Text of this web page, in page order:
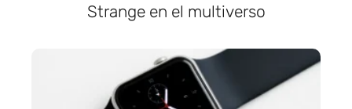
Strange en el multiverso